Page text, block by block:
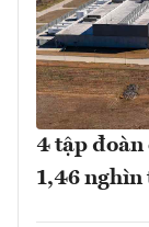
4 tập đoàn
1,46 nghìn